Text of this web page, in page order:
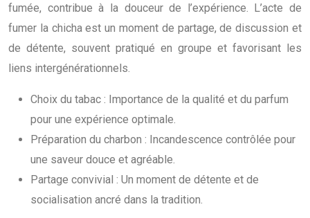
fumée, contribue à la douceur de l’expérience. L’acte de
fumer la chicha est un moment de partage, de discussion et
de détente, souvent pratiqué en groupe et favorisant les
liens intergénérationnels.
Choix du tabac : Importance de la qualité et du parfum
pour une expérience optimale.
Préparation du charbon : Incandescence contrôlée pour
une saveur douce et agréable.
Partage convivial : Un moment de détente et de
socialisation ancré dans la tradition.